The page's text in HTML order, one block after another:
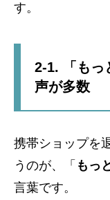
す。
2-1. 「もっ
声が多数
携帯ショップを
うのが、「 もっ
言葉です。